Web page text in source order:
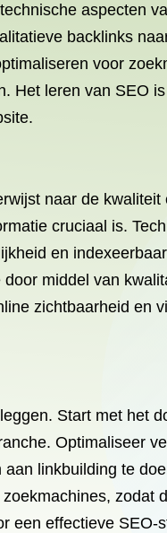
aspecten
backlinks
voor
Het leren van SEO
naar de
cruciaal is.
en
middel van
zichtbaarheid en
Start met het
Optimaliseer
linkbuilding te
zodat
een effectieve SEO-